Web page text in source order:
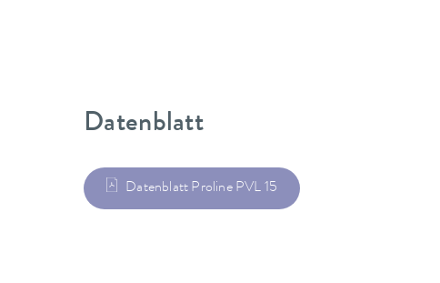
Datenblatt
Datenblatt Proline PVL 15